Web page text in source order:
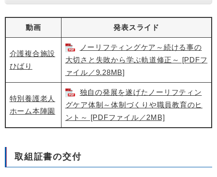
動画 発表スライド
介護複合施設
ひばり
ノーリフティングケア～続ける事の
大切さと失敗から学ぶ軌道修正～ [PDFフ
ァイル／9.28MB]
特別養護老人
ホーム本陣園
独自の発展を遂げたノーリフティン
グケア体制～体制づくりや職員教育のヒ
ント～ [PDFファイル／2MB]
取組証書の交付